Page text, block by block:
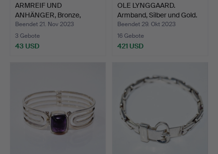
ARMREIF UND
ANHÄNGER, Bronze,
Finnland.
Beendet 21. Nov 2023
3 Gebote
43 USD
OLE LYNGGAARD.
Armband, Silber und Gold.
Beendet 29. Okt 2023
16 Gebote
421 USD